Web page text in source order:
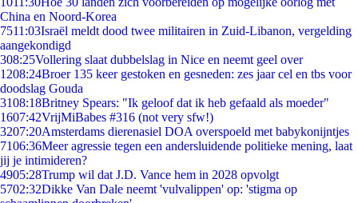
China en Noord-Korea
7511:03Israël meldt dood twee militairen in Zuid-Libanon, vergelding
aangekondigd
308:25Vollering slaat dubbelslag in Nice en neemt geel over
1208:24Broer 135 keer gestoken en gesneden: zes jaar cel en tbs voor
doodslag Gouda
3108:18Britney Spears: "Ik geloof dat ik heb gefaald als moeder"
1607:42VrijMiBabes #316 (not very sfw!)
3207:20Amsterdams dierenasiel DOA overspoeld met babykonijntjes
7106:36Meer agressie tegen een andersluidende politieke mening, laat
jij je intimideren?
4905:28Trump wil dat J.D. Vance hem in 2028 opvolgt
5702:32Dikke Van Dale neemt 'vulvalippen' op: 'stigma op